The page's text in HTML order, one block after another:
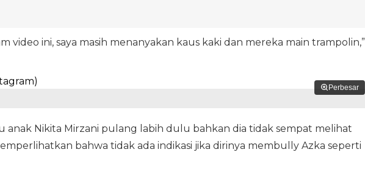
video ini, saya masih menanyakan kaus kaki dan mereka main trampolin,”
Perbesar
anak Nikita Mirzani pulang labih dulu bahkan dia tidak sempat melihat
bahwa tidak ada indikasi jika dirinya membully Azka seperti